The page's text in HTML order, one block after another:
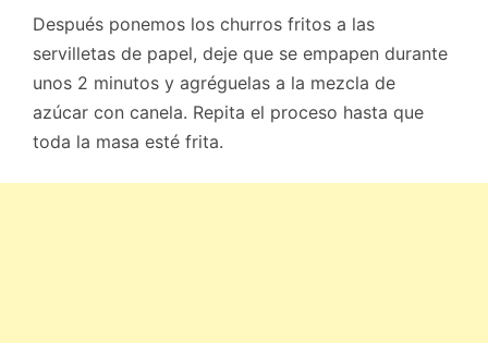
Después ponemos los churros fritos a las
servilletas de papel, deje que se empapen durante
unos 2 minutos y agréguelas a la mezcla de
azúcar con canela. Repita el proceso hasta que
toda la masa esté frita.